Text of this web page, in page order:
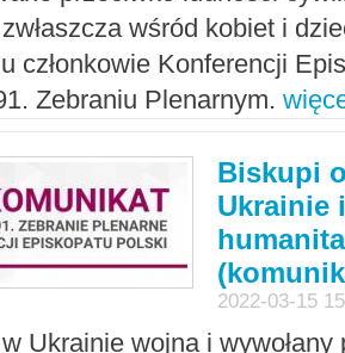
wśród kobiet i
członkowie Konferencji
Zebraniu Plenarnym.
Biskupi
Ukrainie
2022-03-15
Ukrainie wojna i